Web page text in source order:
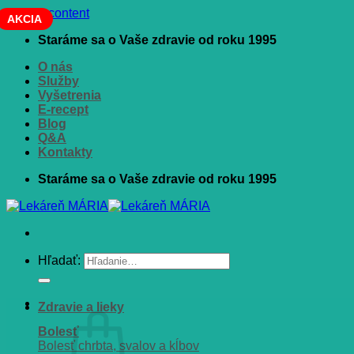
Skip to content
Staráme sa o Vaše zdravie od roku 1995
O nás
Služby
Vyšetrenia
E-recept
Blog
Q&A
Kontakty
Staráme sa o Vaše zdravie od roku 1995
Hľadať:
Zdravie a lieky
Bolesť
Bolesť chrbta, svalov a kĺbov
AKCIA